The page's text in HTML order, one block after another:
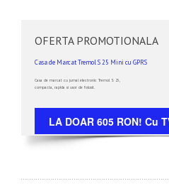
OFERTA PROMOTIONALA
Casa de marcat cu jurnal electronic Tremol S 25,
compacta, rapida si usor de folosit.
LA DOAR 605 RON! Cu
Casa de Marcat Tremol S 25 Mini cu GPRS